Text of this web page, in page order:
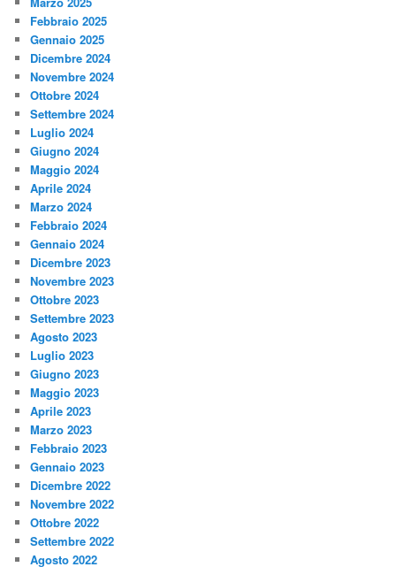
Febbraio 2025
Gennaio 2025
Dicembre 2024
Novembre 2024
Ottobre 2024
Settembre 2024
Luglio 2024
Giugno 2024
Maggio 2024
Aprile 2024
Marzo 2024
Febbraio 2024
Gennaio 2024
Dicembre 2023
Novembre 2023
Ottobre 2023
Settembre 2023
Agosto 2023
Luglio 2023
Giugno 2023
Maggio 2023
Aprile 2023
Marzo 2023
Febbraio 2023
Gennaio 2023
Dicembre 2022
Novembre 2022
Ottobre 2022
Settembre 2022
Agosto 2022